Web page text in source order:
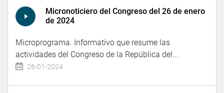
Micronoticiero del Congreso del 26 de enero
de 2024
Microprograma. Informativo que resume las
actividades del Congreso de la República del...
26-01-2024